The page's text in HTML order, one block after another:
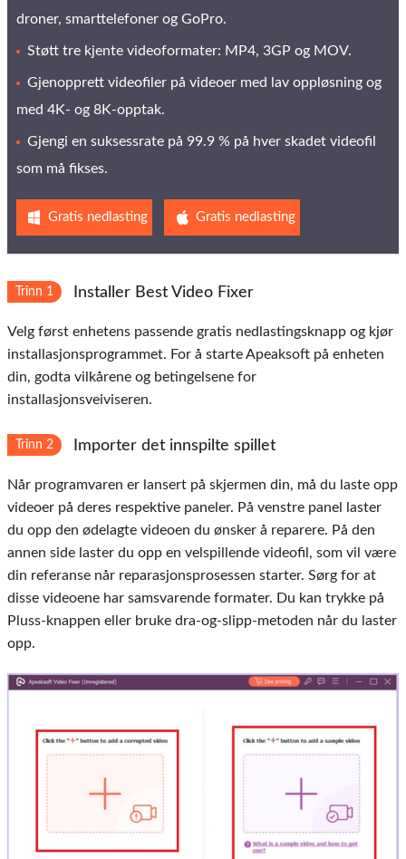
droner, smarttelefoner og GoPro.
Støtt tre kjente videoformater: MP4, 3GP og MOV.
Gjenopprett videofiler på videoer med lav oppløsning og
med 4K- og 8K-opptak.
Gjengi en suksessrate på 99.9 % på hver skadet videofil
som må fikses.
Gratis nedlasting Gratis nedlasting
Trinn 1 Installer Best Video Fixer
Velg først enhetens passende gratis nedlastingsknapp og kjør
installasjonsprogrammet. For å starte Apeaksoft på enheten
din, godta vilkårene og betingelsene for
installasjonsveiviseren.
Trinn 2 Importer det innspilte spillet
Når programvaren er lansert på skjermen din, må du laste opp
videoer på deres respektive paneler. På venstre panel laster
du opp den ødelagte videoen du ønsker å reparere. På den
annen side laster du opp en velspillende videofil, som vil være
din referanse når reparasjonsprosessen starter. Sørg for at
disse videoene har samsvarende formater. Du kan trykke på
Pluss-knappen eller bruke dra-og-slipp-metoden når du laster
opp.